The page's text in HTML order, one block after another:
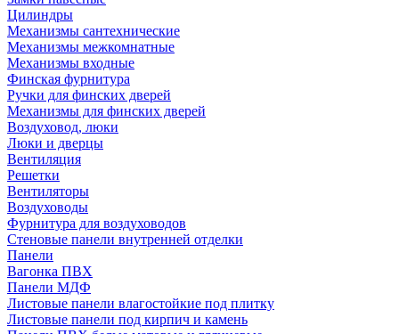
Цилиндры
Механизмы сантехнические
Механизмы межкомнатные
Механизмы входные
Финская фурнитура
Ручки для финских дверей
Механизмы для финских дверей
Воздуховод, люки
Люки и дверцы
Вентиляция
Решетки
Вентиляторы
Воздуховоды
Фурнитура для воздуховодов
Стеновые панели внутренней отделки
Панели
Вагонка ПВХ
Панели МДФ
Листовые панели влагостойкие под плитку
Листовые панели под кирпич и камень